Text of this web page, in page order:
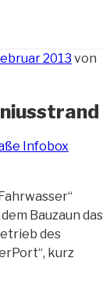
2013 von
Bauzaun das
des
kurz